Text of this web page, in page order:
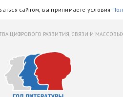
сайтом, вы принимаете условия
ЦИФРОВОГО РАЗВИТИЯ, СВЯЗИ И